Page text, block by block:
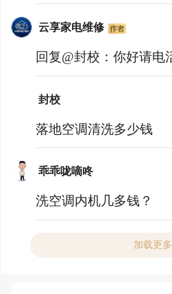
云享家电维修
回复@封校： 你好请电
封校
落地空调清洗多少钱
乖乖咙嘀咚
洗空调内机几多钱？
加载更多